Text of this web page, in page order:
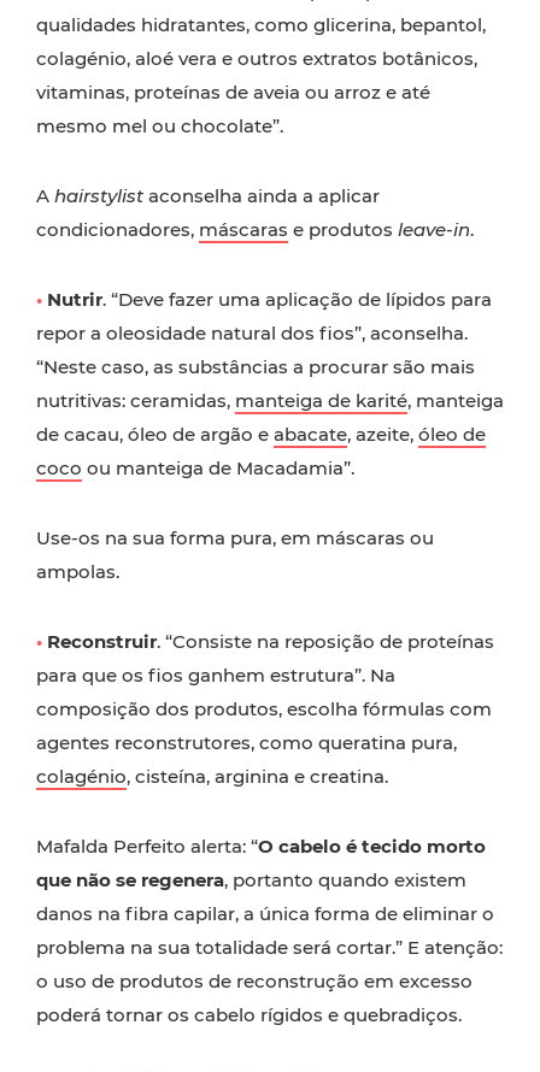
qualidades hidratantes, como glicerina, bepantol,
colagénio, aloé vera e outros extratos botânicos,
vitaminas, proteínas de aveia ou arroz e até
mesmo mel ou chocolate”.
A hairstylist aconselha ainda a aplicar
condicionadores, máscaras e produtos leave-in.
• Nutrir. “Deve fazer uma aplicação de lípidos para
repor a oleosidade natural dos fios”, aconselha.
“Neste caso, as substâncias a procurar são mais
nutritivas: ceramidas, manteiga de karité, manteiga
de cacau, óleo de argão e abacate, azeite, óleo de
coco ou manteiga de Macadamia”.
Use-os na sua forma pura, em máscaras ou
ampolas.
• Reconstruir. “Consiste na reposição de proteínas
para que os fios ganhem estrutura”. Na
composição dos produtos, escolha fórmulas com
agentes reconstrutores, como queratina pura,
colagénio, cisteína, arginina e creatina.
Mafalda Perfeito alerta: “O cabelo é tecido morto
que não se regenera, portanto quando existem
danos na fibra capilar, a única forma de eliminar o
problema na sua totalidade será cortar.” E atenção:
o uso de produtos de reconstrução em excesso
poderá tornar os cabelo rígidos e quebradiços.